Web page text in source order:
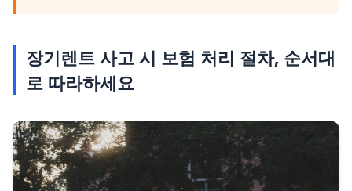
장기렌트 사고 시 보험 처리 절차, 순서대
로 따라하세요